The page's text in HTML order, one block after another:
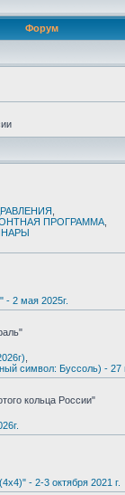
Форум
ПРОГРАММА
- 2 мая 2025г.
символ: Буссоль) - 27
кольца России"
- 2-3 октября 2021 г.